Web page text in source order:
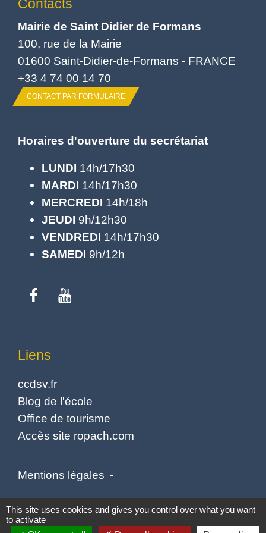
Contacts
Mairie de Saint Didier de Formans
100, rue de la Mairie
01600 Saint-Didier-de-Formans - FRANCE
+33 4 74 00 14 70
CONTACT PAR FORMULAIRE
Horaires d'ouverture du secrétariat
LUNDI 14h/17h30
MARDI 14h/17h30
MERCREDI 14h/18h
JEUDI 9h/12h30
VENDREDI 14h/17h30
SAMEDI 9h/12h
Liens
ccdsv.fr
Blog de l'école
Office de tourisme
Accès site ropach.com
Mentions légales -
Politique de confidentialité - Accessibilité -
Plan du site - Gestion des cookies
This site uses cookies and gives you control over what you want
to activate